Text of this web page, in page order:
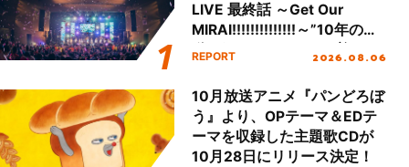
LIVE 最終話 ～Get Our
MIRAI!!!!!!!!!!!!!!～”10年の活
動を経てファイナルを迎える
REPORT 2026.08.06
10月放送アニメ『パンどろぼ
う』より、OPテーマ＆EDテ
ーマを収録した主題歌CDが
10月28日にリリース決定！